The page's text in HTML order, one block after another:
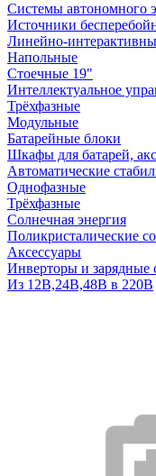
Системы автономного
Источники
Линейно-
Напольные
Стоечные 19"
Интеллектуальное
Трёхфазные
Модульные
Батарейные блоки
Шкафы для батарей,
Автоматические
Однофазные
Трёхфазные
Солнечная энергия
Поликристалические
Аксессуары
Инверторы и зарядные
Из 12В,24В,48В в 220В